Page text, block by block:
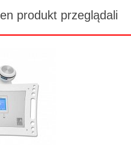
produkt przeglądali